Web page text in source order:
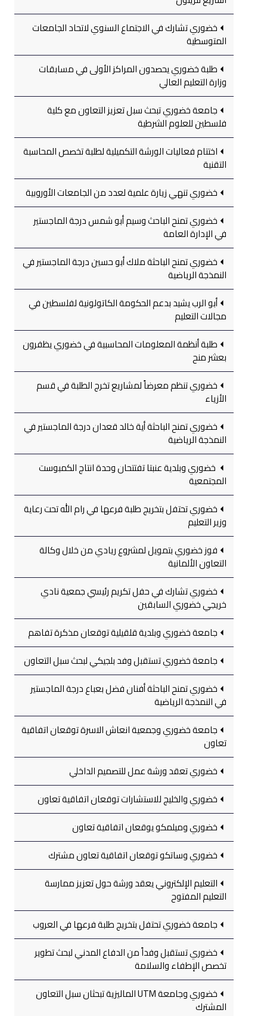
خضوري تشارك في الاجتماع السنوي لاتحاد الجامعات
المتوسطية
طلبة خضوري يحصدون المراكز الأولى في مسابقات
وزارة التعليم العالي
جامعة خضوري تبحث سبل تعزيز التعاون مع كلية
فلسطين للعلوم الشرطية
اختتام فعاليات الورشة التكميلية لطلبة تخصص المحاسبة
التقنية
خضوري تنهي زيارة علمية لعدد من الجامعات الأوروبية
خضوري تمنح الباحث وسيم أبو شمس درجة الماجستير
في الإدارة العامة
خضوري تمنح الباحثة ملاك أبو حسين درجة الماجستير في
النمذجة الرياضية
أبو الرب يشيد بدعم الحكومة الكاتولونية لفلسطين في
مجالات التعليم
طلبة أنظمة المعلومات المحاسبية في خضوري يظفرون
بعشر منح
خضوري تنظم معرضاً لمشاريع تخرج الطلبة في قسم
الأزياء
خضوري تمنح الباحثة أية خالد قعدان درجة الماجستير في
النمذجة الرياضية
خضوري وبلدية عنبتا تفتتحان وحدة انتاج الكمبوست
المجتمعية
خضوري تحتفل بتخريج طلبة فرعها في رام الله تحت رعاية
وزير التعليم
فوز خضوري بتمويل لمشروع ريادي من خلال وكالة
التعاون الألمانية
خضوري تشارك في حفل تكريم رئيسي جمعية نادي
خريجي خضوري السابقين
جامعة خضوري وبلدية قلقيلية توقعان مذكرة تفاهم
جامعة خضوري تستقبل وفد بلجيكي لبحث سبل التعاون
خضوري تمنح الباحثة أفنان فضل بعباع درجة الماجستير
في النمذجة الرياضية
جامعة خضوري وجمعية انعاش الاسرة توقعان اتفاقية
تعاون
خضوري تعقد ورشة عمل للتصميم الداخلي
خضوري والخليج للاستشارات توقعان اتفاقية تعاون
خضوري وميلمكو يوقعان اتفاقية تعاون
خضوري وساتكو توقعان اتفاقية تعاون مشترك
التعليم الإلكتروني يعقد ورشة حول تعزيز ممارسة
التعليم المفتوح
جامعة خضوري تحتفل بتخريج طلبة فرعها في العروب
خضوري تستقبل وفداً من الدفاع المدني لبحث تطوير
تخصص الإطفاء والسلامة
خضوري وجامعة UTM الماليزية تبحثان سبل التعاون
المشترك